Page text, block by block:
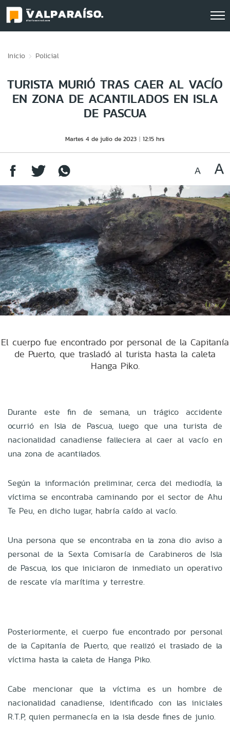
Inicio Policial
TURISTA MURIÓ TRAS CAER AL VACÍO
EN ZONA DE ACANTILADOS EN ISLA
DE PASCUA
Martes 4 de julio de 2023 12:15 hrs
El cuerpo fue encontrado por personal de la Capitanía
de Puerto, que trasladó al turista hasta la caleta
Hanga Piko.
Durante este fin de semana, un trágico accidente
ocurrió en Isla de Pascua, luego que una turista de
nacionalidad canadiense falleciera al caer al vacío en
una zona de acantilados.
Según la información preliminar, cerca del mediodía, la
víctima se encontraba caminando por el sector de Ahu
Te Peu, en dicho lugar, habría caído al vacío.
Una persona que se encontraba en la zona dio aviso a
personal de la Sexta Comisaría de Carabineros de Isla
de Pascua, los que iniciaron de inmediato un operativo
de rescate vía marítima y terrestre.
Posteriormente, el cuerpo fue encontrado por personal
de la Capitanía de Puerto, que realizó el traslado de la
víctima hasta la caleta de Hanga Piko.
Cabe mencionar que la víctima es un hombre de
nacionalidad canadiense, identificado con las iniciales
R.T.P, quien permanecía en la isla desde fines de junio.